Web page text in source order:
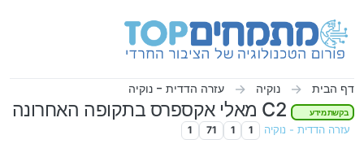
דף הבית נוקיה עזרה הדדית - נוקיה
בקשת מידע
עזרה הדדית - נוקיה 1
1
71
1